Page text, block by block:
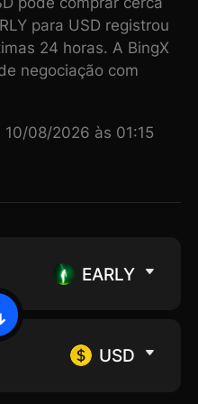
para USD registrou
24 horas. A BingX
negociação com
08/2026 às 01:15
EARLY
USD